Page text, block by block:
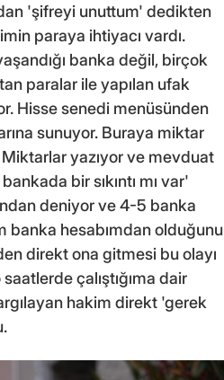
'şifreyi unuttum' dedikten
paraya ihtiyacı vardı.
banka değil, birçok
paralar ile yapılan ufak
Hisse senedi menüsünden
sunuyor. Buraya miktar
yazıyor ve mevduat
bir sıkıntı mı var'
deniyor ve 4-5 banka
banka hesabımdan olduğunu
direkt ona gitmesi bu olayı
çalıştığıma dair
hakim direkt 'gerek